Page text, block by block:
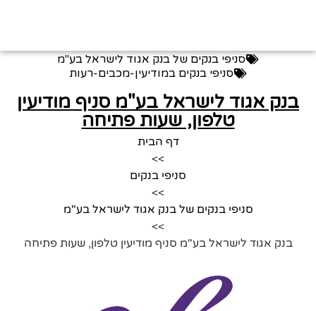
סניפי בנקים של בנק אגוד לישראל בע"מ
סניפי בנקים במודיעין-מכבים-רעות
בנק אגוד לישראל בע"מ סניף מודיעין
טלפון, שעות פתיחה
דף הבית
>>
סניפי בנקים
>>
סניפי בנקים של בנק אגוד לישראל בע"מ
>>
בנק אגוד לישראל בע"מ סניף מודיעין טלפון, שעות פתיחה